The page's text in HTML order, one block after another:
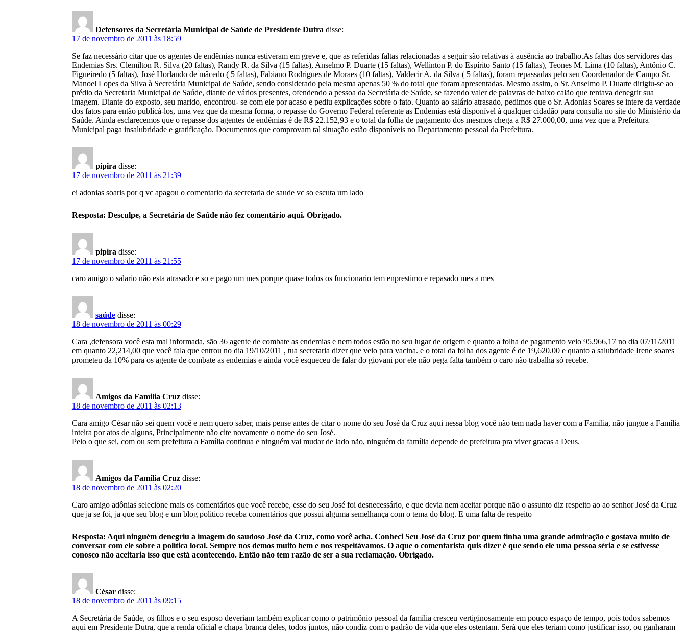
Defensores da Secretária Municipal de Saúde de Presidente Dutra disse:
17 de novembro de 2011 às 18:59
Se faz necessário citar que os agentes de endêmias nunca estiveram em greve e, que as referidas faltas relacionadas a seguir são relativas à ausência ao trabalho.As faltas dos servidores das
Endemias Srs. Clemilton R. Silva (20 faltas), Randy R. da Silva (15 faltas), Anselmo P. Duarte (15 faltas), Wellinton P. do Espírito Santo (15 faltas), Teones M. Lima (10 faltas), Antônio C.
Figueiredo (5 faltas), José Horlando de mâcedo ( 5 faltas), Fabiano Rodrigues de Moraes (10 faltas), Valdecir A. da Silva ( 5 faltas), foram repassadas pelo seu Coordenador de Campo Sr.
Manoel Lopes da Silva à Secretária Municipal de Saúde, sendo considerado pela mesma apenas 50 % do total que foram apresentadas. Mesmo assim, o Sr. Anselmo P. Duarte dirigiu-se ao
prédio da Secretaria Municipal de Saúde, diante de vários presentes, ofendendo a pessoa da Secretária de Saúde, se fazendo valer de palavras de baixo calão que tentava denegrir sua
imagem. Diante do exposto, seu marido, encontrou- se com ele por acaso e pediu explicações sobre o fato. Quanto ao salário atrasado, pedimos que o Sr. Adonias Soares se intere da verdade
dos fatos para então publicá-los, uma vez que da mesma forma, o repasse do Governo Federal referente as Endemias está disponível à qualquer cidadão para consulta no site do Ministério da
Saúde. Ainda esclarecemos que o repasse dos agentes de endêmias é de R$ 22.152,93 e o total da folha de pagamento dos mesmos chega a R$ 27.000,00, uma vez que a Prefeitura
Municipal paga insalubridade e gratificação. Documentos que comprovam tal situação estão disponíveis no Departamento pessoal da Prefeitura.
pipira disse:
17 de novembro de 2011 às 21:39
ei adonias soaris por q vc apagou o comentario da secretaria de saude vc so escuta um lado
Resposta: Desculpe, a Secretária de Saúde não fez comentário aqui. Obrigado.
pipira disse:
17 de novembro de 2011 às 21:55
caro amigo o salario não esta atrasado e so e pago um mes porque quase todos os funcionario tem enprestimo e repasado mes a mes
saúde disse:
18 de novembro de 2011 às 00:29
Cara ,defensora você esta mal informada, são 36 agente de combate as endemias e nem todos estão no seu lugar de origem e quanto a folha de pagamento veio 95.966,17 no dia 07/11/2011
em quanto 22,214,00 que você fala que entrou no dia 19/10/2011 , tua secretaria dizer que veio para vacina. e o total da folha dos agente é de 19,620.00 e quanto a salubridade Irene soares
prometeu da 10% para os agente de combate as endemias e ainda você esqueceu de falar do giovani por ele não pega falta também o caro não trabalha só recebe.
Amigos da Familia Cruz disse:
18 de novembro de 2011 às 02:13
Cara amigo César não sei quem você e nem quero saber, mais pense antes de citar o nome do seu José da Cruz aqui nessa blog você não tem nada haver com a Família, não jungue a Família
inteira por atos de alguns, Principalmente não cite novamente o nome do seu José.
Pelo o que sei, com ou sem prefeitura a Família continua e ninguém vai mudar de lado não, ninguém da família depende de prefeitura pra viver gracas a Deus.
Amigos da Familia Cruz disse:
18 de novembro de 2011 às 02:20
Caro amigo adônias selecione mais os comentários que você recebe, esse do seu José foi desnecessário, e que devia nem aceitar porque não o assunto diz respeito ao ao senhor José da Cruz
que ja se foi, ja que seu blog e um blog politico receba comentários que possui alguma semelhança com o tema do blog. E uma falta de respeito
Resposta: Aqui ninguém denegriu a imagem do saudoso José da Cruz, como você acha. Conheci Seu José da Cruz por quem tinha uma grande admiração e gostava muito de
conversar com ele sobre a política local. Sempre nos demos muito bem e nos respeitávamos. O aque o comentarista quis dizer é que sendo ele uma pessoa séria e se estivesse
conosco não aceitaria isso que está acontecendo. Então não tem razão de ser a sua reclamação. Obrigado.
César disse:
18 de novembro de 2011 às 09:15
A Secretária de Saúde, os filhos e o seu esposo deveriam também explicar como o patrimônio pessoal da família cresceu vertiginosamente em pouco espaço de tempo, pois todos sabemos
aqui em Presidente Dutra, que a renda oficial e chapa branca deles, todos juntos, não condiz com o padrão de vida que eles ostentam. Será que eles teriam como justificar isso, ou ganharam